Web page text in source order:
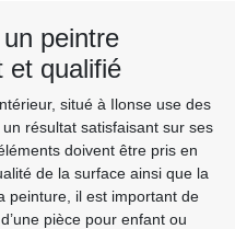
peintre
et qualifié
situé à Ilonse use des
résultat satisfaisant sur ses
doivent être pris en
de la surface ainsi que la
peinture, il est important de
pièce pour enfant ou